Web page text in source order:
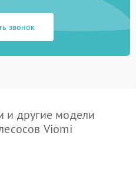
звонок
другие модели
Viomi